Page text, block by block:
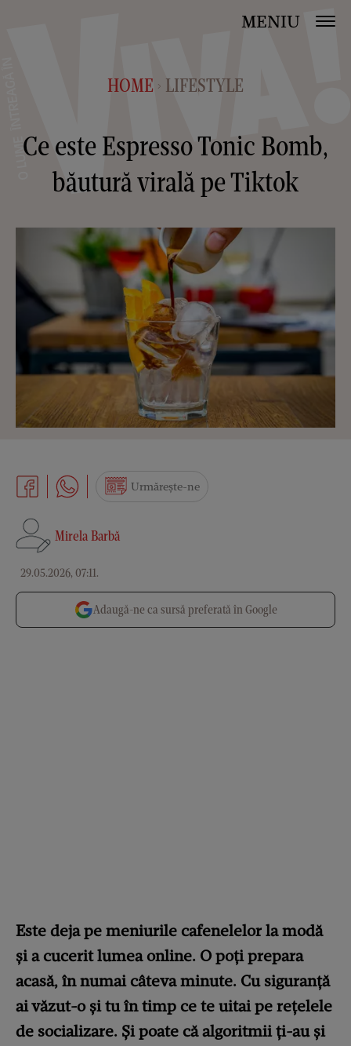
MENIU
HOME > LIFESTYLE
Ce este Espresso Tonic Bomb,
băutură virală pe Tiktok
Mirela Barbă
29.05.2026, 07:11.
Urmărește-ne
Adaugă-ne ca sursă preferată în Google
Este deja pe meniurile cafenelelor la modă
și a cucerit lumea online. O poți prepara
acasă, în numai câteva minute. Cu siguranță
ai văzut-o și tu în timp ce te uitai pe rețelele
de socializare. Și poate că algoritmii ți-au și